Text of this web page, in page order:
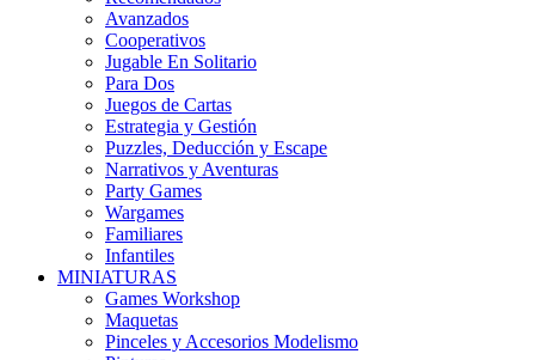
Avanzados
Cooperativos
Jugable En Solitario
Para Dos
Juegos de Cartas
Estrategia y Gestión
Puzzles, Deducción y Escape
Narrativos y Aventuras
Party Games
Wargames
Familiares
Infantiles
MINIATURAS
Games Workshop
Maquetas
Pinceles y Accesorios Modelismo